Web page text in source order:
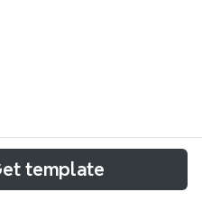
- Полина
template